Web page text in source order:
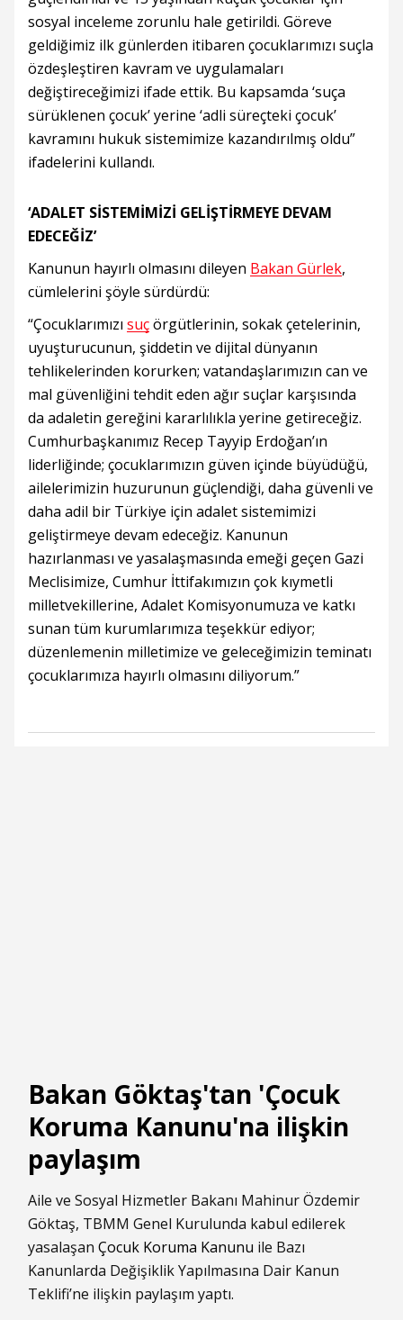
sosyal inceleme zorunlu hale getirildi. Göreve
geldiğimiz ilk günlerden itibaren çocuklarımızı suçla
özdeşleştiren kavram ve uygulamaları
değiştireceğimizi ifade ettik. Bu kapsamda ‘suça
sürüklenen çocuk’ yerine ‘adli süreçteki çocuk’
kavramını hukuk sistemimize kazandırılmış oldu”
ifadelerini kullandı.
‘ADALET SİSTEMİMİZİ GELİŞTİRMEYE DEVAM
EDECEĞİZ’
Kanunun hayırlı olmasını dileyen Bakan Gürlek,
cümlelerini şöyle sürdürdü:
“Çocuklarımızı suçörgütlerinin, sokak çetelerinin,
uyuşturucunun, şiddetin ve dijital dünyanın
tehlikelerinden korurken; vatandaşlarımızın can ve
mal güvenliğini tehdit eden ağır suçlar karşısında
da adaletin gereğini kararlılıkla yerine getireceğiz.
Cumhurbaşkanımız Recep Tayyip Erdoğan’ın
liderliğinde; çocuklarımızın güven içinde büyüdüğü,
ailelerimizin huzurunun güçlendiği, daha güvenli ve
daha adil bir Türkiye için adalet sistemimizi
geliştirmeye devam edeceğiz. Kanunun
hazırlanması ve yasalaşmasında emeği geçen Gazi
Meclisimize, Cumhur İttifakımızın çok kıymetli
milletvekillerine, Adalet Komisyonumuza ve katkı
sunan tüm kurumlarımıza teşekkür ediyor;
düzenlemenin milletimize ve geleceğimizin teminatı
çocuklarımıza hayırlı olmasını diliyorum.”
Bakan Göktaş'tan 'Çocuk
Koruma Kanunu'na ilişkin
paylaşım
Aile ve Sosyal Hizmetler Bakanı Mahinur Özdemir
Göktaş, TBMM Genel Kurulunda kabul edilerek
yasalaşan Çocuk Koruma Kanunu ile Bazı
Kanunlarda Değişiklik Yapılmasına Dair Kanun
Teklifi’ne ilişkin paylaşım yaptı.